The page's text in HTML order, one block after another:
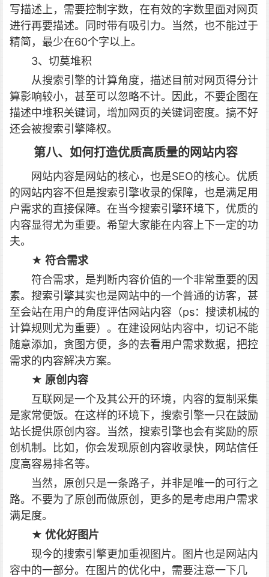
写描述上，需要控制字数，在有效的字数里面对网页
进行再要描述。同时带有吸引力。当然，也不能过于
精简，最少在60个字以上。
3、切莫堆积
从搜索引擎的计算角度，描述目前对网页得分计
算影响较小，甚至可以忽略不计。因此，不要企图在
描述中堆积关键词，增加网页的关键词密度。搞不好
还会被搜索引擎降权。
第八、如何打造优质高质量的网站内容
网站内容是网站的核心，也是SEO的核心。优质
的网站内容不但是搜索引擎收录的保障，也是满足用
户需求的直接保障。在当今搜索引擎环境下，优质的
内容显得尤为重要。希望大家能在内容上下一定的功
夫。
★ 符合需求
符合需求，是判断内容价值的一个非常重要的因
素。搜索引擎其实也是网站中的一个普通的访客，甚
至会站在用户的角度评估网站内容（ps：搜读机械的
计算规则尤为重要）。在建设网站内容中，切记不能
随意添加，贪图方便，多的去看用户需求数据，把控
需求的内容解决方案。
★ 原创内容
互联网是一个及其公开的环境，内容的复制采集
是家常便饭。在这样的环境下，搜索引擎一只在鼓励
站长提供原创内容。当然，搜索引擎也会有奖励的原
创机制。比如，你会发现原创内容收录快，网站信任
度高容易排名等。
当然，原创只是一条路子，并非是唯一的可行之
路。不要为了原创而做原创，更多的是考虑用户需求
满足度。
★ 优化好图片
现今的搜索引擎更加重视图片。图片也是网站内
容中的一部分。在图片的优化中，需要注意一下几